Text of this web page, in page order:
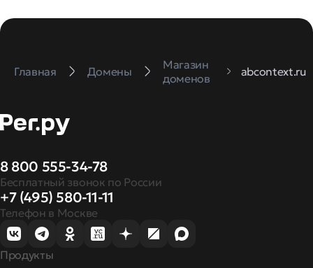
Главная Домены
Магазин
доменов
abcontext.ru
8 800 555-34-78
Бесплатный звонок по России
+7 (495) 580-11-11
Телефон в Москве
Продукты